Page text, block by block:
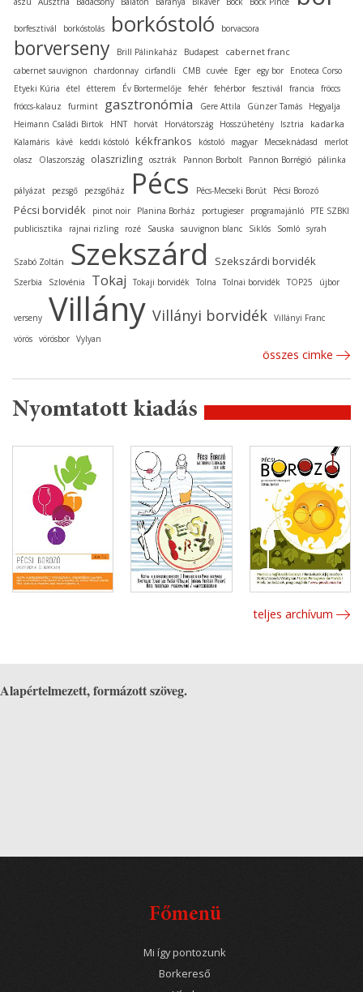
borfesztivál borkóstolás borkóstoló borvacsora
borverseny Brill Pálinkaház Budapest cabernet franc
cabernet sauvignon chardonnay cirfandli CMB cuvée Eger egy bor
Enoteca Corso
Etyeki Kúria
étel étterem Év Bortermelője fehér fehérbor fesztivál francia
fröccs
fröccs-kalauz
furmint gasztronómia Gere Attila Günzer Tamás
Hegyalja
Heimann Családi Birtok
HNT horvát Horvátország Hosszúhetény Isztria kadarka
Kalamáris kávé keddi kóstoló kékfrankos kóstoló magyar Mecseknádasd
merlot
olasz
Olaszország olaszrizling osztrák Pannon Borbolt Pannon Borrégió pálinka
pályázat pezsgő pezsgőház Pécs Pécs-Mecseki Borút Pécsi Borozó
Pécsi borvidék pinot noir Planina Borház portugieser programajánló
PTE SZBKI
publicisztika
rajnai rizling rozé Sauska sauvignon blanc Siklós Somló syrah
Szabó Zoltán Szekszárd Szekszárdi borvidék
Szerbia Szlovénia Tokaj Tokaji borvidék Tolna Tolnai borvidék TOP25 újbor
verseny Villány Villányi borvidék Villányi Franc
vörös vörösbor Vylyan
összes cimke
Nyomtatott kiadás
teljes archívum
Alapértelmezett, formázott szöveg.
Főmenü
Mi így pontozunk
Borkereső